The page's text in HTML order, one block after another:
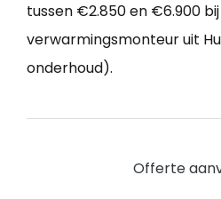
tussen €2.850 en €6.900
verwarmingsmonteur uit
onderhoud).
Offerte